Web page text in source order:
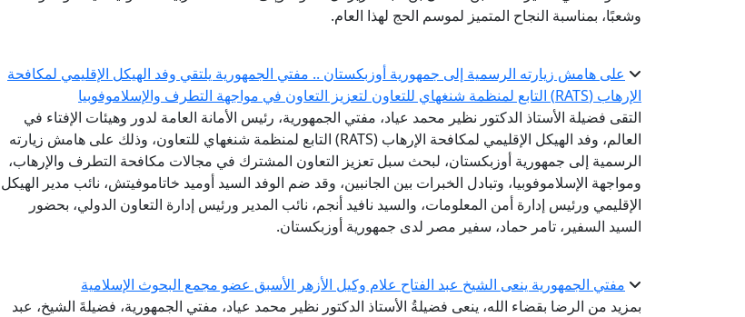
وشعبًا، بمناسبة النجاح المتميز لموسم الحج لهذا العام.
على هامش زيارته الرسمية إلى جمهورية أوزبكستان .. مفتي الجمهورية يلتقي وفد الهيكل الإقليمي لمكافحة
الإرهاب (RATS) التابع لمنظمة شنغهاي للتعاون لتعزيز التعاون في مواجهة التطرف والإسلاموفوبيا
التقى فضيلة الأستاذ الدكتور نظير محمد عياد، مفتي الجمهورية، رئيس الأمانة العامة لدور وهيئات الإفتاء في
العالم، وفد الهيكل الإقليمي لمكافحة الإرهاب (RATS) التابع لمنظمة شنغهاي للتعاون، وذلك على هامش زيارته
الرسمية إلى جمهورية أوزبكستان، لبحث سبل تعزيز التعاون المشترك في مجالات مكافحة التطرف والإرهاب،
ومواجهة الإسلاموفوبيا، وتبادل الخبرات بين الجانبين، وقد ضم الوفد السيد أوميد خاتاموفيتش، نائب مدير الهيكل
الإقليمي ورئيس إدارة أمن المعلومات، والسيد نافيد أنجم، نائب المدير ورئيس إدارة التعاون الدولي، بحضور
السيد السفير، تامر حماد، سفير مصر لدى جمهورية أوزبكستان.
مفتي الجمهورية ينعى الشيخ عبد الفتاح علام وكيل الأزهر الأسبق عضو مجمع البحوث الإسلامية
بمزيد من الرضا بقضاء الله، ينعى فضيلةُ الأستاذ الدكتور نظير محمد عياد، مفتي الجمهورية، فضيلةَ الشيخ، عبد